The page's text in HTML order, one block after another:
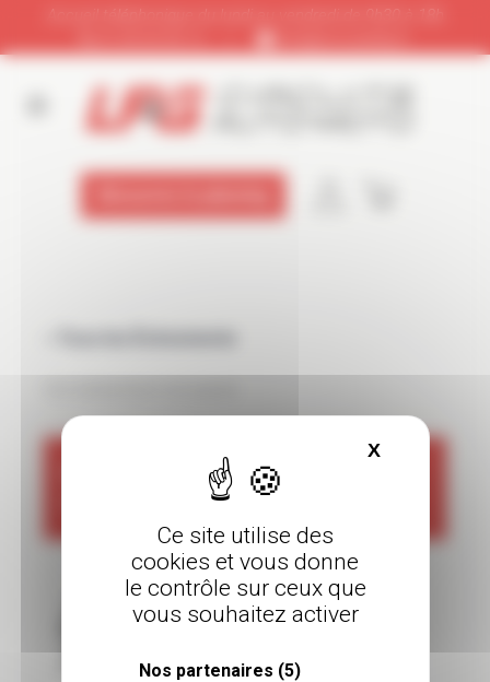
Panneau de gestion des cookies
Ce site utilise des
cookies et vous donne
le contrôle sur ceux que
vous souhaitez activer
Nos partenaires (5)
XMasquer le
Accueil téléphonique du lundi au vendredi de 9h30 à 18h
MECANIQUE SHOW – ECOLE